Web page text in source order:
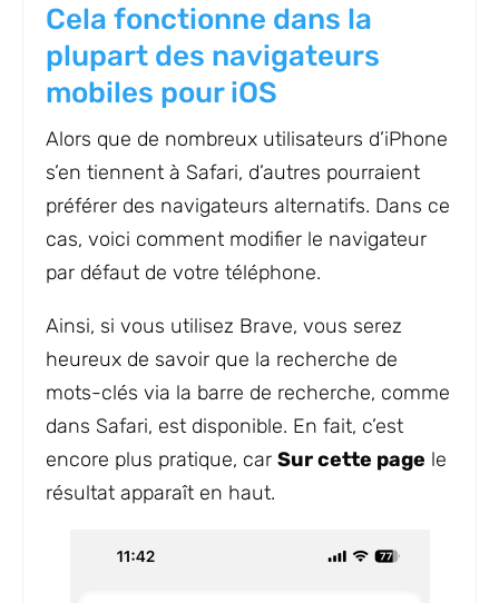
Cela fonctionne dans la
plupart des navigateurs
mobiles pour iOS
Alors que de nombreux utilisateurs d’iPhone
s’en tiennent à Safari, d’autres pourraient
préférer des navigateurs alternatifs. Dans ce
cas, voici comment modifier le navigateur
par défaut de votre téléphone.
Ainsi, si vous utilisez Brave, vous serez
heureux de savoir que la recherche de
mots-clés via la barre de recherche, comme
dans Safari, est disponible. En fait, c’est
encore plus pratique, car Sur cette page le
résultat apparaît en haut.